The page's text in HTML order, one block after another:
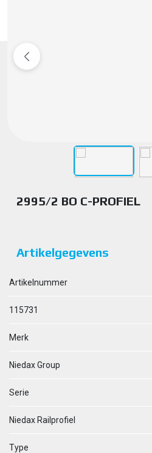
2995/2 BO C-PROFIEL
Artikelgegevens
Artikelnummer
115731
Merk
Niedax Group
Serie
Niedax Railprofiel
Type